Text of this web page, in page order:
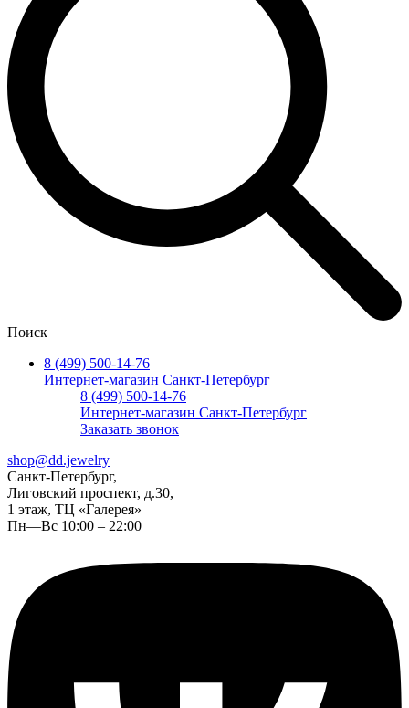
Поиск
8 (499) 500-14-76
Интернет-магазин Санкт-Петербург
8 (499) 500-14-76
Интернет-магазин Санкт-Петербург
Заказать звонок
shop@dd.jewelry
Санкт-Петербург,
Лиговский проспект, д.30,
1 этаж, ТЦ «Галерея»
Пн—Вс 10:00 – 22:00